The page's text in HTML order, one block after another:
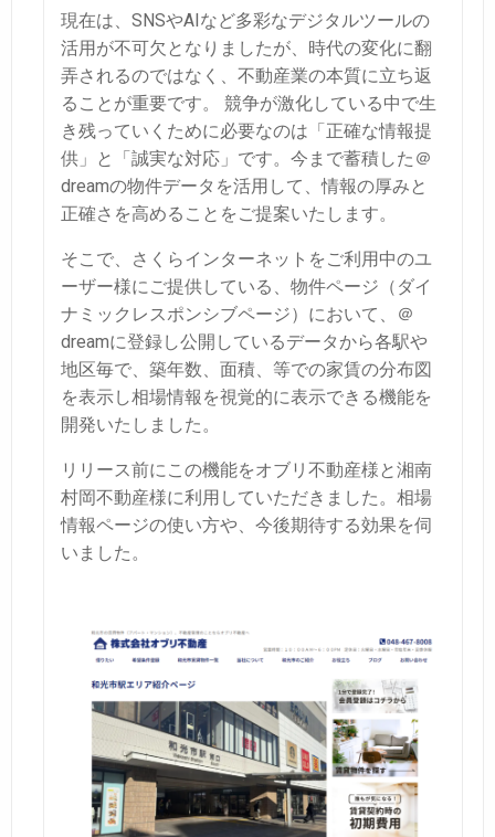
現在は、SNSやAIなど多彩なデジタルツールの
活用が不可欠となりましたが、時代の変化に翻
弄されるのではなく、不動産業の本質に立ち返
ることが重要です。 競争が激化している中で生
き残っていくために必要なのは「正確な情報提
供」と「誠実な対応」です。今まで蓄積した＠
dreamの物件データを活用して、情報の厚みと
正確さを高めることをご提案いたします。
そこで、さくらインターネットをご利用中のユ
ーザー様にご提供している、物件ページ（ダイ
ナミックレスポンシブページ）において、＠
dreamに登録し公開しているデータから各駅や
地区毎で、築年数、面積、等での家賃の分布図
を表示し相場情報を視覚的に表示できる機能を
開発いたしました。
リリース前にこの機能をオブリ不動産様と湘南
村岡不動産様に利用していただきました。 相場
情報ページの使い方や、今後期待する効果を伺
いました。